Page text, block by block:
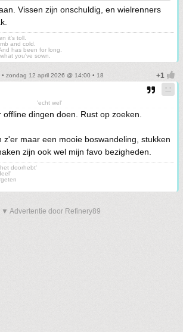
Vissen zijn onschuldig, en wielrenners
it's toll.
and cold.
has been for long.
you've sown.
• zondag 12 april 2026 @ 14:00 • 18
'echt wel'
dingen doen. Rust op zoeken.
z'er maar een mooie boswandeling, stukken
zijn ook wel mijn favo bezigheden.
doorhebt'
▼ Advertentie door Refinery89